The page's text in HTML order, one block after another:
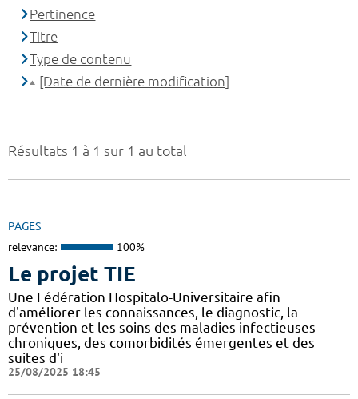
Résultats 1 à 1 sur 1 au total
PAGES
relevance: 100%
Le projet TIE
Une Fédération Hospitalo-Universitaire afin
d'améliorer les connaissances, le diagnostic, la
prévention et les soins des maladies infectieuses
chroniques, des comorbidités émergentes et des
suites d'i
25/08/2025 18:45
Pertinence
Titre
Type de contenu
[Date de dernière modification]